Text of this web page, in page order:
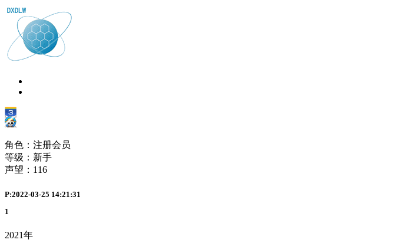
角色：注册会员
等级：新手
声望： 116
P:2022-03-25 14:21:31
1
2021年